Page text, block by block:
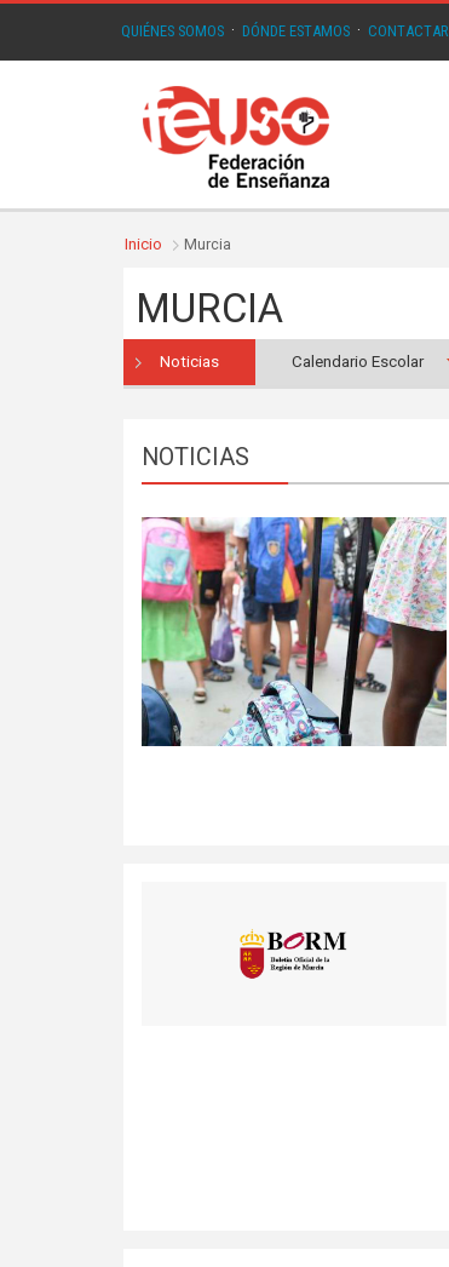
QUIÉNES SOMOS · DÓNDE ESTAMOS · CONTACTAR
Inicio Murcia
MURCIA
Noticias Calendario Escolar
NOTICIAS